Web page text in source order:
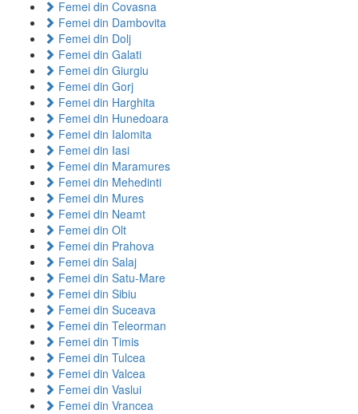
Femei din Covasna
Femei din Dambovita
Femei din Dolj
Femei din Galati
Femei din Giurgiu
Femei din Gorj
Femei din Harghita
Femei din Hunedoara
Femei din Ialomita
Femei din Iasi
Femei din Maramures
Femei din Mehedinti
Femei din Mures
Femei din Neamt
Femei din Olt
Femei din Prahova
Femei din Salaj
Femei din Satu-Mare
Femei din Sibiu
Femei din Suceava
Femei din Teleorman
Femei din Timis
Femei din Tulcea
Femei din Valcea
Femei din Vaslui
Femei din Vrancea